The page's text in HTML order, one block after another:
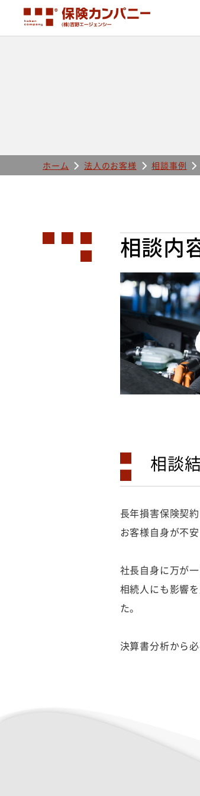
ホーム 法人のお客様 相談事例
相談内
相談
長年損害保険契
お客様自身が不
社長自身に万が
相続人にも影響
た。
決算書分析から